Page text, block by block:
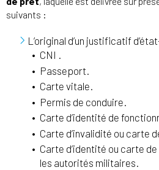
suivants :
L’original d’un justificatif
CNI .
Passeport.
Carte vitale.
Permis de conduire.
Carte d’identité de
Carte d’invalidité ou carte
Carte d’identité ou carte
les autorités militaires.